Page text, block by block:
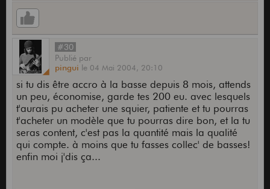
#30
Publié par
pingui le 04 Mai 2004, 20:10
si tu dis être accro à la basse depuis 8 mois, attends
un peu, économise, garde tes 200 eu. avec lesquels
t'aurais pu acheter une squier, patiente et tu pourras
t'acheter un modèle que tu pourras dire bon, et la tu
seras content, c'est pas la quantité mais la qualité
qui compte. à moins que tu fasses collec' de basses!
enfin moi j'dis ça...